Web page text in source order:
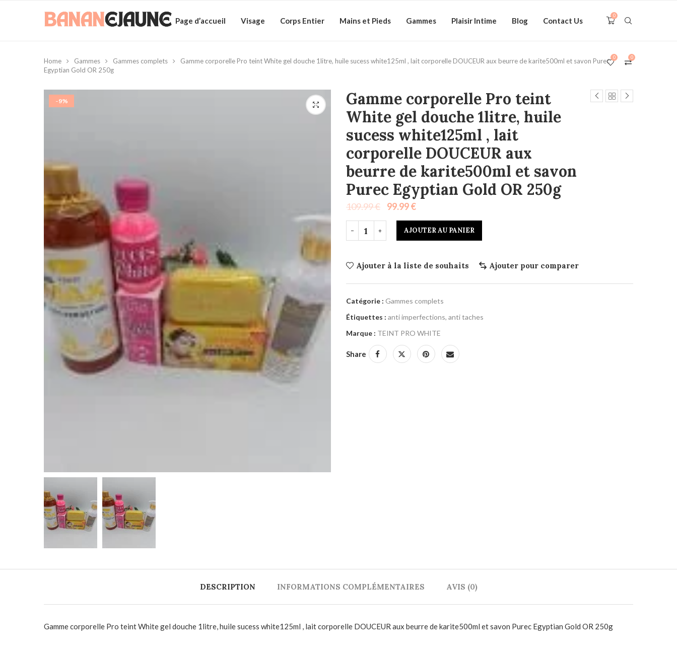
Page d’accueil Visage Corps Entier Mains et Pieds Gammes Plaisir Intime Blog Contact Us
0
0
0
Home Gammes Gammes complets
Gamme corporelle Pro teint White gel douche 1litre, huile sucess white125ml , lait corporelle DOUCEUR aux beurre de karite500ml et savon Purec
Egyptian Gold OR 250g
-9%
Gamme corporelle Pro teint
White gel douche 1litre, huile
sucess white125ml , lait
corporelle DOUCEUR aux
beurre de karite500ml et savon
Purec Egyptian Gold OR 250g
109.99€ 99.99€
AJOUTER AU PANIER
Ajouter à la liste de souhaits Ajouter pour comparer
Catégorie : Gammes complets
Étiquettes : anti imperfections, anti taches
Marque : TEINT PRO WHITE
Share
DESCRIPTION INFORMATIONS COMPLÉMENTAIRES AVIS (0)
Gamme corporelle Pro teint White gel douche 1litre, huile sucess white125ml , lait corporelle DOUCEUR aux beurre de karite500ml et savon Purec Egyptian Gold OR 250g